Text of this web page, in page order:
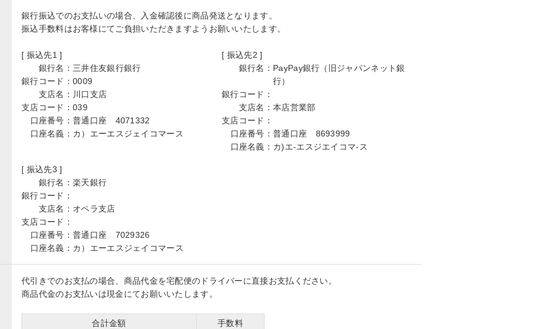
銀行振込でのお支払いの場合、入金確認後に商品発送となります。
振込手数料はお客様にてご負担いただきますようお願いいたします。
[ 振込先1 ]
銀行名： 三井住友銀行銀行
銀行コード： 0009
支店名： 川口支店
支店コード： 039
口座番号： 普通口座 4071332
口座名義： カ）エーエスジェイコマース
[ 振込先2 ]
銀行名： PayPay銀行（旧ジャパンネット銀
行）
銀行コード：
支店名： 本店営業部
支店コード：
口座番号： 普通口座 8693999
口座名義： カ)エ-エスジエイコマ-ス
[ 振込先3 ]
銀行名： 楽天銀行
銀行コード：
支店名： オペラ支店
支店コード：
口座番号： 普通口座 7029326
口座名義： カ）エーエスジェイコマース
代引きでのお支払の場合、商品代金を宅配便のドライバーに直接お支払ください。
商品代金のお支払いは現金にてお願いいたします。
合計金額
手数料